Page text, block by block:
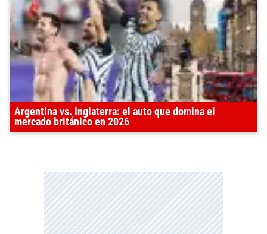
Argentina vs. Inglaterra: el auto que domina el
mercado británico en 2026